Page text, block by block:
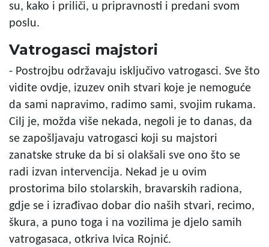
su, kako i priliči, u pripravnosti i predani svom
poslu.
Vatrogasci majstori
- Postrojbu održavaju isključivo vatrogasci. Sve što
vidite ovdje, izuzev onih stvari koje je nemoguće
da sami napravimo, radimo sami, svojim rukama.
Cilj je, možda više nekada, negoli je to danas, da
se zapošljavaju vatrogasci koji su majstori
zanatske struke da bi si olakšali sve ono što se
radi izvan intervencija. Nekad je u ovim
prostorima bilo stolarskih, bravarskih radiona,
gdje se i izrađivao dobar dio naših stvari, recimo,
škura, a puno toga i na vozilima je djelo samih
vatrogasaca, otkriva Ivica Rojnić.